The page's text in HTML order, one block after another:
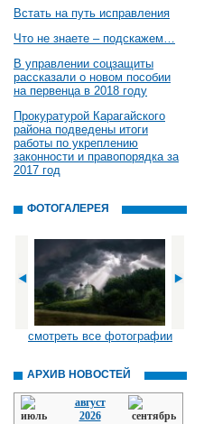
Встать на путь исправления
Что не знаете – подскажем…
В управлении соцзащиты
рассказали о новом пособии
на первенца в 2018 году
Прокуратурой Карагайского
района подведены итоги
работы по укреплению
законности и правопорядка за
2017 год
ФОТОГАЛЕРЕЯ
смотреть все фотографии
АРХИВ НОВОСТЕЙ
август
2026